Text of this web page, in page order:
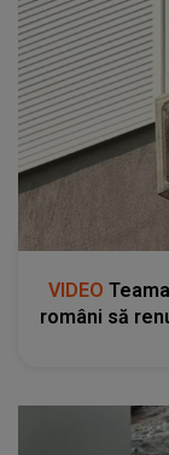
VIDEO
români să